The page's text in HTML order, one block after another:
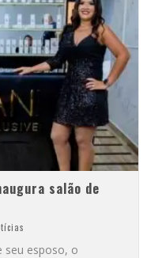
salão de
seu esposo, o